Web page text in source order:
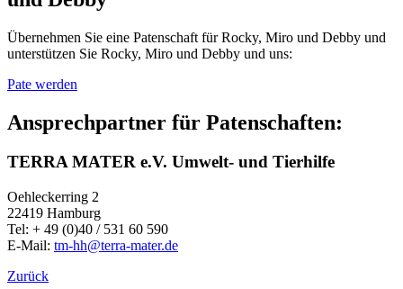
Übernehmen Sie eine Patenschaft für Rocky, Miro und Debby und
unterstützen Sie Rocky, Miro und Debby und uns:
Pate werden
Ansprechpartner für Patenschaften:
TERRA MATER e.V. Umwelt- und Tierhilfe
Oehleckerring 2
22419 Hamburg
Tel: + 49 (0)40 / 531 60 590
E-Mail: tm-hh@terra-mater.de
Zurück